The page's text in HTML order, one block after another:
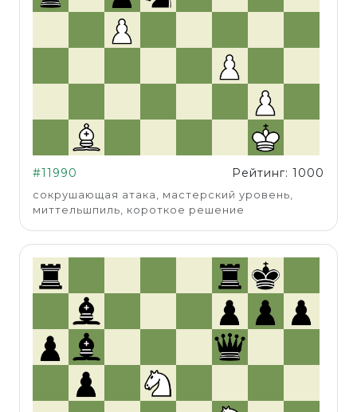
#11990 Рейтинг: 1000
сокрушающая атака, мастерский уровень,
миттельшпиль, короткое решение